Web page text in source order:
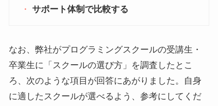
サポート体制で比較する
なお、弊社がプログラミングスクールの受講生・
卒業生に「スクールの選び方」を調査したとこ
ろ、次のような項目が回答にあがりました。自身
に適したスクールが選べるよう、参考にしてくだ